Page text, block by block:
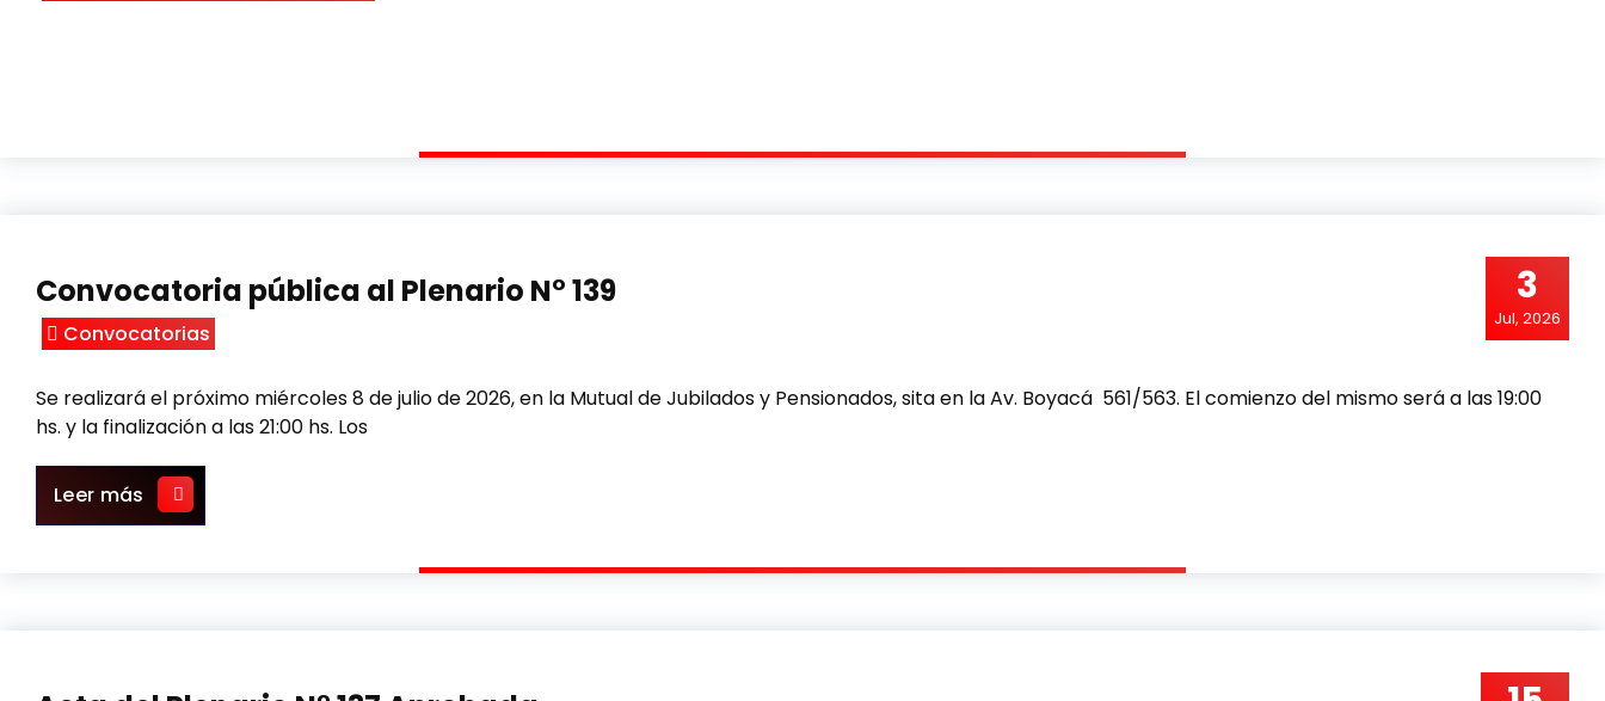
3
Jul, 2026
Convocatoria pública al Plenario N° 139
Convocatorias
Se realizará el próximo miércoles 8 de julio de 2026, en la Mutual de Jubilados y Pensionados, sita en la Av. Boyacá 561/563. El comienzo del mismo será a las 19:00
hs. y la finalización a las 21:00 hs. Los
Leer más Convocatoria pública al Plenario N° 139